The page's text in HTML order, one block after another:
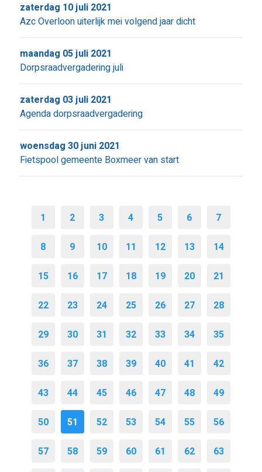
Azc Overloon uiterlijk mei volgend jaar dicht
zaterdag 10 juli 2021
Dorpsraadvergadering juli
maandag 05 juli 2021
Agenda dorpsraadvergadering
zaterdag 03 juli 2021
Fietspool gemeente Boxmeer van start
woensdag 30 juni 2021
1 2 3 4 5 6 7
8 9 10 11 12 13 14
15 16 17 18 19 20 21
22 23 24 25 26 27 28
29 30 31 32 33 34 35
36 37 38 39 40 41 42
43 44 45 46 47 48 49
50 51 52 53 54 55 56
57 58 59 60 61 62 63